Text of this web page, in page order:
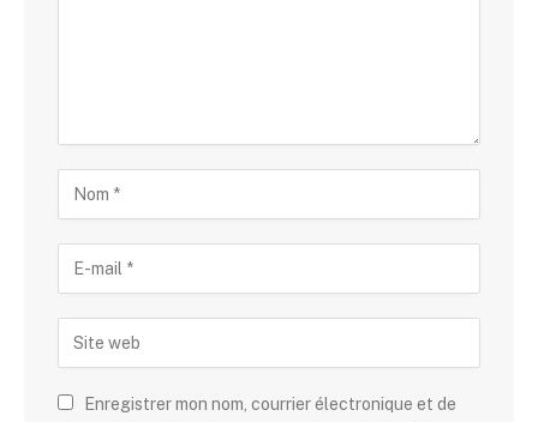
Enregistrer mon nom, courrier électronique et de